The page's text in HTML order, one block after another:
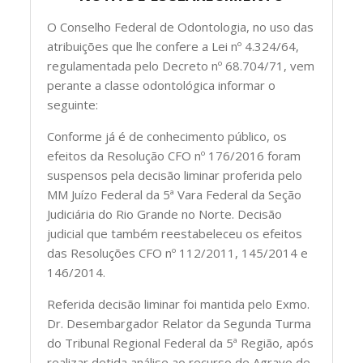
O Conselho Federal de Odontologia, no uso das
atribuições que lhe confere a Lei nº 4.324/64,
regulamentada pelo Decreto nº 68.704/71, vem
perante a classe odontológica informar o
seguinte:
Conforme já é de conhecimento público, os
efeitos da Resolução CFO nº 176/2016 foram
suspensos pela decisão liminar proferida pelo
MM Juízo Federal da 5ª Vara Federal da Seção
Judiciária do Rio Grande no Norte. Decisão
judicial que também reestabeleceu os efeitos
das Resoluções CFO nº 112/2011, 145/2014 e
146/2014.
Referida decisão liminar foi mantida pelo Exmo.
Dr. Desembargador Relator da Segunda Turma
do Tribunal Regional Federal da 5ª Região, após